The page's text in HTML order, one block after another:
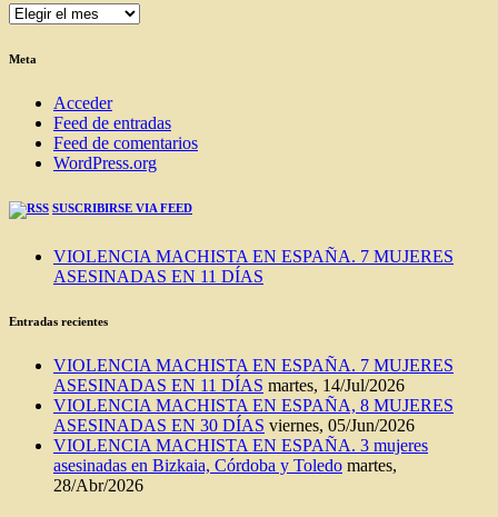
ENTRADAS
BLOG
Meta
Acceder
Feed de entradas
Feed de comentarios
WordPress.org
SUSCRIBIRSE VIA FEED
VIOLENCIA MACHISTA EN ESPAÑA. 7 MUJERES
ASESINADAS EN 11 DÍAS
Entradas recientes
VIOLENCIA MACHISTA EN ESPAÑA. 7 MUJERES
ASESINADAS EN 11 DÍAS martes, 14/Jul/2026
VIOLENCIA MACHISTA EN ESPAÑA, 8 MUJERES
ASESINADAS EN 30 DÍAS viernes, 05/Jun/2026
VIOLENCIA MACHISTA EN ESPAÑA. 3 mujeres
asesinadas en Bizkaia, Córdoba y Toledo martes,
28/Abr/2026